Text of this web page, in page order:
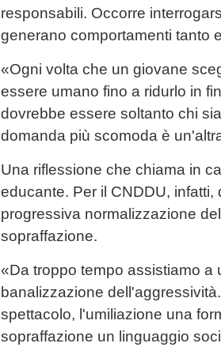
responsabili. Occorre
generano comportamenti tanto
«Ogni volta che un giovane
essere umano fino a ridurlo in
dovrebbe essere soltanto chi
domanda più scomoda è
Una riflessione che chiama in
educante. Per il CNDDU,
progressiva normalizzazione
sopraffazione.
«Da troppo tempo assistiamo a
banalizzazione
spettacolo, l'umiliazione una
sopraffazione un linguaggio